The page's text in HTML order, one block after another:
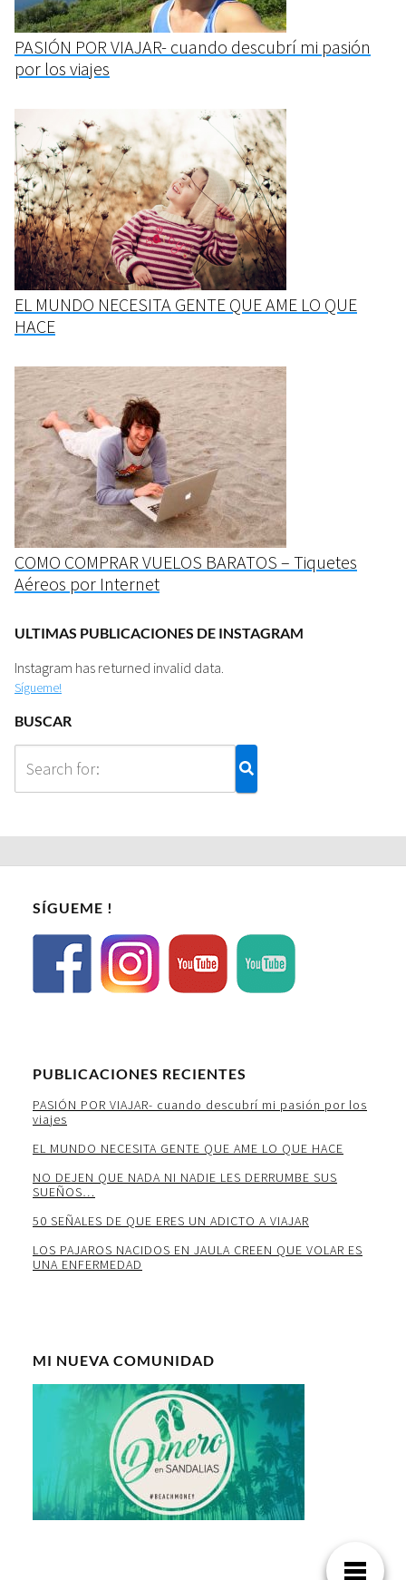
PASIÓN POR VIAJAR- cuando descubrí mi pasión
por los viajes
EL MUNDO NECESITA GENTE QUE AME LO QUE
HACE
COMO COMPRAR VUELOS BARATOS – Tiquetes
Aéreos por Internet
ULTIMAS PUBLICACIONES DE INSTAGRAM
Instagram has returned invalid data.
Sígueme!
BUSCAR
SÍGUEME !
PUBLICACIONES RECIENTES
PASIÓN POR VIAJAR- cuando descubrí mi pasión por los
viajes
EL MUNDO NECESITA GENTE QUE AME LO QUE HACE
NO DEJEN QUE NADA NI NADIE LES DERRUMBE SUS
SUEÑOS…
50 SEÑALES DE QUE ERES UN ADICTO A VIAJAR
LOS PAJAROS NACIDOS EN JAULA CREEN QUE VOLAR ES
UNA ENFERMEDAD
MI NUEVA COMUNIDAD